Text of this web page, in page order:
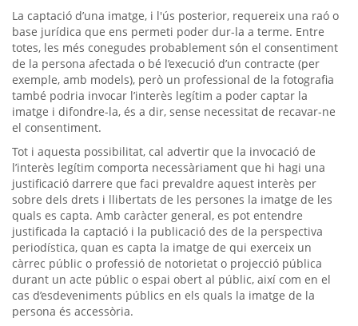
La captació d’una imatge, i l'ús posterior, requereix una raó o
base jurídica que ens permeti poder dur-la a terme. Entre
totes, les més conegudes probablement són el consentiment
de la persona afectada o bé l’execució d’un contracte (per
exemple, amb models), però un professional de la fotografia
també podria invocar l’interès legítim a poder captar la
imatge i difondre-la, és a dir, sense necessitat de recavar-ne
el consentiment.
Tot i aquesta possibilitat, cal advertir que la invocació de
l’interès legítim comporta necessàriament que hi hagi una
justificació darrere que faci prevaldre aquest interès per
sobre dels drets i llibertats de les persones la imatge de les
quals es capta. Amb caràcter general, es pot entendre
justificada la captació i la publicació des de la perspectiva
periodística, quan es capta la imatge de qui exerceix un
càrrec públic o professió de notorietat o projecció pública
durant un acte públic o espai obert al públic, així com en el
cas d’esdeveniments públics en els quals la imatge de la
persona és accessòria.